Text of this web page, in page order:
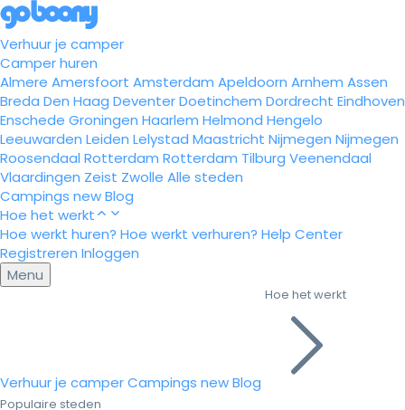
Verhuur je camper
Camper huren
Almere Amersfoort Amsterdam Apeldoorn Arnhem Assen
Breda Den Haag DeventerDoetinchem Dordrecht Eindhoven
Enschede Groningen Haarlem Helmond Hengelo
Leeuwarden Leiden Lelystad Maastricht Nijmegen Nijmegen
Roosendaal Rotterdam Rotterdam Tilburg Veenendaal
Vlaardingen Zeist Zwolle Alle steden
Campings newBlog
Hoe het werkt
Hoe werkt huren? Hoe werkt verhuren? Help Center
Registreren Inloggen
Menu
Verhuur je camperCampings newBlog
Hoe het werkt
Populaire steden